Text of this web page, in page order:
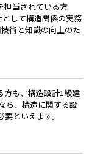
担当されている方
して構造関係の実務
術と知識の向上のた
方も、構造設計1級建
ら、構造に関する設
といえます。